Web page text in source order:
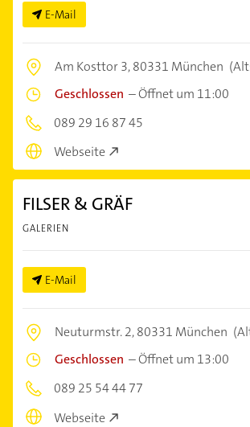
E-Mail
Am Kosttor 3,80331 München
Geschlossen –Öffnet um 11:00
089 29 16 87 45
Webseite
FILSER & GRÄF
GALERIEN
E-Mail
Neuturmstr. 2,80331 München
Geschlossen –Öffnet um 13:00
089 25 54 44 77
Webseite